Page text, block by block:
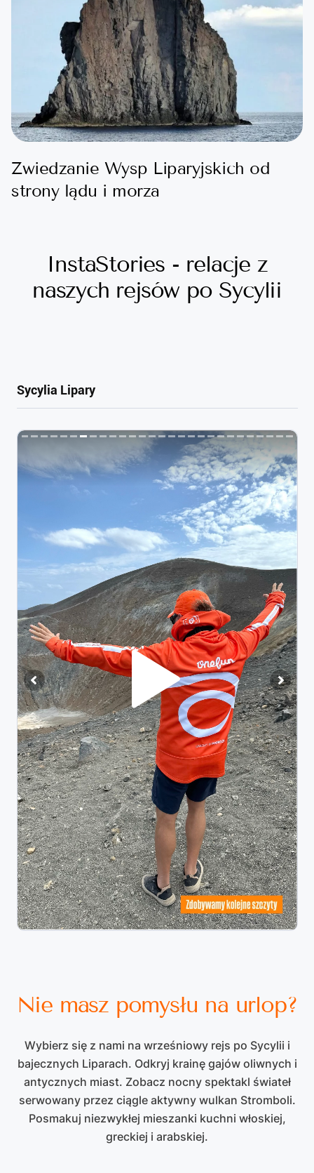
Zwiedzanie Wysp Liparyjskich od
strony lądu i morza
InstaStories - relacje z
naszych rejsów po Sycylii
Nie masz pomysłu na urlop?
Wybierz się z nami na wrześniowy rejs po Sycylii i
bajecznych Liparach. Odkryj krainę gajów oliwnych i
antycznych miast. Zobacz nocny spektakl świateł
serwowany przez ciągle aktywny wulkan Stromboli.
Posmakuj niezwykłej mieszanki kuchni włoskiej,
greckiej i arabskiej.